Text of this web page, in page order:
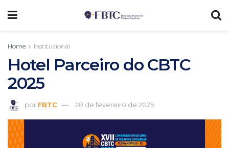
Home Institucional
Hotel Parceiro do CBTC
2025
por FBTC 28 de fevereiro de 2025